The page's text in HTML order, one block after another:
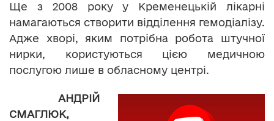
Ще з 2008 року у Кременецькій лікарні
намагаються створити відділення гемодіалізу.
Адже хворі, яким потрібна робота штучної
нирки, користуються цією медичною
послугою лише в обласному центрі.
АНДРІЙ
СМАГЛЮК,